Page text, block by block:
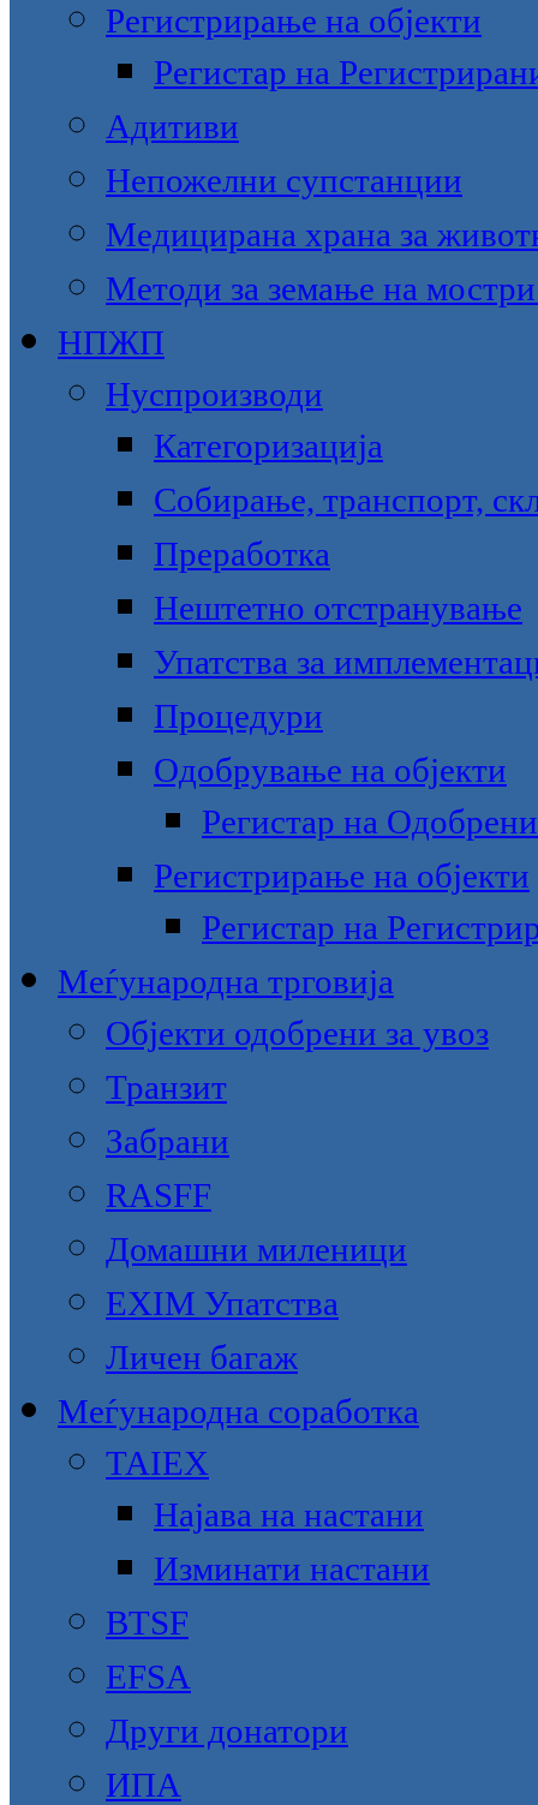
Регистрирање на објекти
Регистар на
Адитиви
Непожелни супстанции
Медицирана храна за
Методи за земање на
НПЖП
Нуспроизводи
Категоризација
Собирање, транспорт,
Преработка
Нештетно отстранување
Упатства за
Процедури
Одобрување на објекти
Регистар на
Регистрирање на објекти
Регистар на
Меѓународна трговија
Објекти одобрени за увоз
Транзит
Забрани
RASFF
Домашни миленици
EXIM Упатства
Личен багаж
Меѓународна соработка
TAIEX
Најава на настани
Изминати настани
BTSF
EFSA
Други донатори
ИПА